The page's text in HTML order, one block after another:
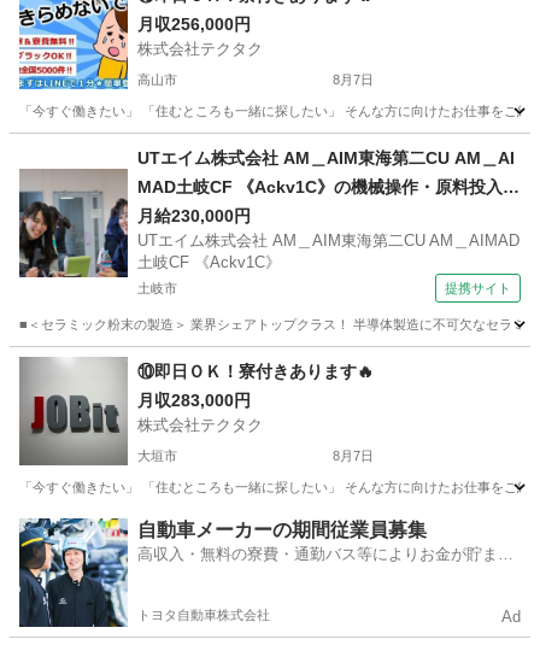
月収256,000円
株式会社テクタク
高山市 8月7日
「今すぐ働きたい」 「住むところも一緒に探したい」 そんな方に向けたお仕事をご
UTエイム株式会社 AM＿AIM東海第二CU AM＿AI
MAD土岐CF 《Ackv1C》の機械操作・原料投入・
加工・梱包・検査 【食堂・売店あり】
月給230,000円
UTエイム株式会社 AM＿AIM東海第二CU AM＿AIMAD
土岐CF 《Ackv1C》
土岐市 提携サイト
■＜セラミック粉末の製造＞ 業界シェアトップクラス！ 半導体製造に不可欠なセラミ
岐阜 土岐市 工場
⑩即日ＯＫ！寮付きあります🔥
月収283,000円
株式会社テクタク
大垣市 8月7日
「今すぐ働きたい」 「住むところも一緒に探したい」 そんな方に向けたお仕事をご
岐阜 大垣市 物流
自動車メーカーの期間従業員募集
高収入・無料の寮費・通勤バス等によりお金が貯まり
トヨタ自動車株式会社 Ad